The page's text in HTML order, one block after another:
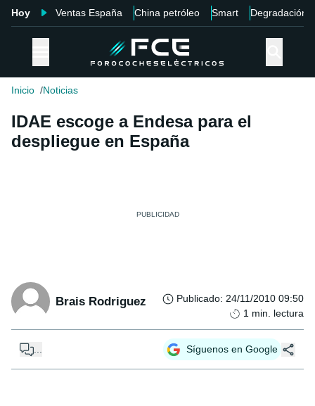
Hoy Ventas España China petróleo Smart Degradación
Inicio Noticias
IDAE escoge a Endesa para el
despliegue en España
Brais Rodriguez Publicado: 24/11/2010 09:50
1 min. lectura
... Síguenos en Google